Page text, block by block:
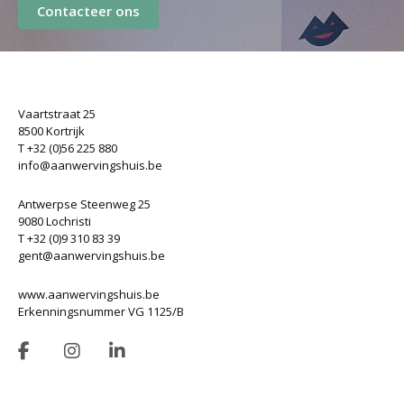
Contacteer ons
Vaartstraat 25
8500 Kortrijk
T +32 (0)56 225 880
info@aanwervingshuis.be
Antwerpse Steenweg 25
9080 Lochristi
T +32 (0)9 310 83 39
gent@aanwervingshuis.be
www.aanwervingshuis.be
Erkenningsnummer VG 1125/B